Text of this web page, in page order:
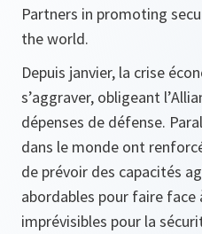
Partners in promoting
the world.
Depuis janvier, la crise
s’aggraver, obligeant
dépenses de défense.
dans le monde ont
de prévoir des capacités
abordables pour faire face
imprévisibles pour la